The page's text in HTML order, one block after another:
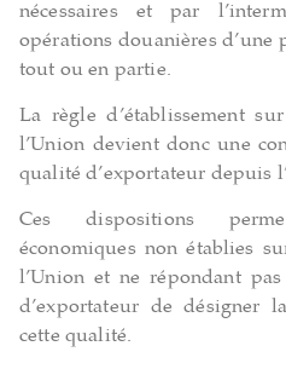
nécessaires et par
opérations douanières d’une
tout ou en partie.
La règle d’établissement
l’Union devient donc une
qualité d’exportateur depuis
Ces dispositions
économiques non établies
l’Union et ne répondant
d’exportateur de désigner
cette qualité.